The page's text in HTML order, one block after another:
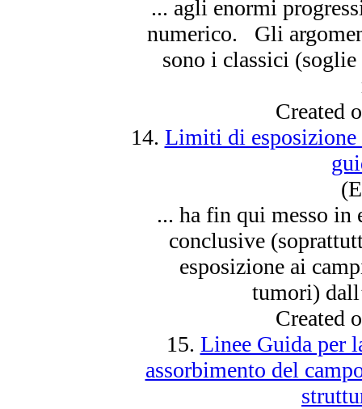
... agli enormi
numerico. Gli
sono i classici
Created
14. Limiti di esposizione
... ha fin qui messo in
conclusive
esposizioneai
tumori)
Created
15. Linee Guida per
assorbimento del